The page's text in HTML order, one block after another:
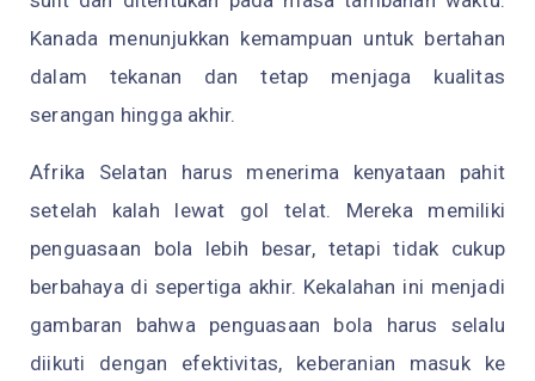
Kanada menunjukkan kemampuan untuk bertahan
dalam tekanan dan tetap menjaga kualitas
serangan hingga akhir.
Afrika Selatan harus menerima kenyataan pahit
setelah kalah lewat gol telat. Mereka memiliki
penguasaan bola lebih besar, tetapi tidak cukup
berbahaya di sepertiga akhir. Kekalahan ini menjadi
gambaran bahwa penguasaan bola harus selalu
diikuti dengan efektivitas, keberanian masuk ke